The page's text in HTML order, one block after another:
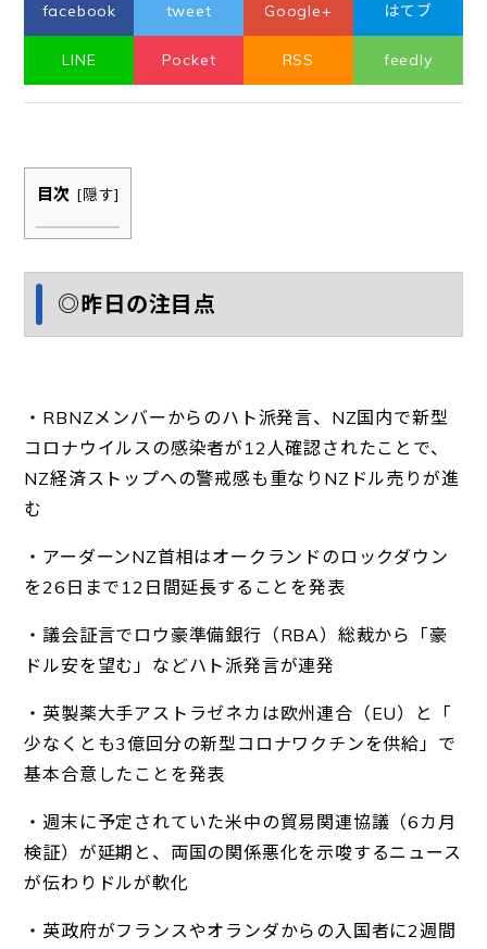
facebook tweet Google+ はてブ
LINE Pocket RSS feedly
目次 [隠す]
◎昨日の注目点
・RBNZメンバーからのハト派発言、NZ国 内で新型
コロナウイルスの感染者が12人確認されたことで、
NZ経済ストップへの警戒感も重なりNZドル売りが進
む
・アーダーンNZ首相はオークランドのロックダウン
を26日まで12日間延長することを発表
・議会証言でロ ウ豪準備銀行（RBA）総裁から「豪
ドル安を望む」などハト派発言が連発
・英製薬大手アストラゼネカは欧州連合（EU）と「
少なくとも3億回分の新型コロナワクチンを供給」で
基本合意した ことを発表
・週末に予定されていた米中の貿易関連協議（6カ月
検証）が延期と 、両国の関係悪化を示唆するニュース
が伝わりドルが軟化
・英政府がフランスやオランダからの入国者に2週間